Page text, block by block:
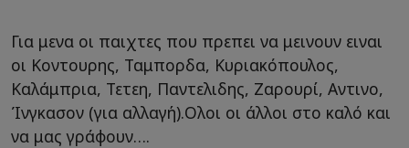
Για μενα οι παιχτες που πρεπει να μεινουν ειναι
οι Κοντουρης, Ταμπορδα, Κυριακόπουλος,
Καλάμπρια, Τετεη, Παντελιδης, Ζαρουρί, Αντινο,
Ίνγκασον (για αλλαγή).Ολοι οι άλλοι στο καλό και
να μας γράφουν….